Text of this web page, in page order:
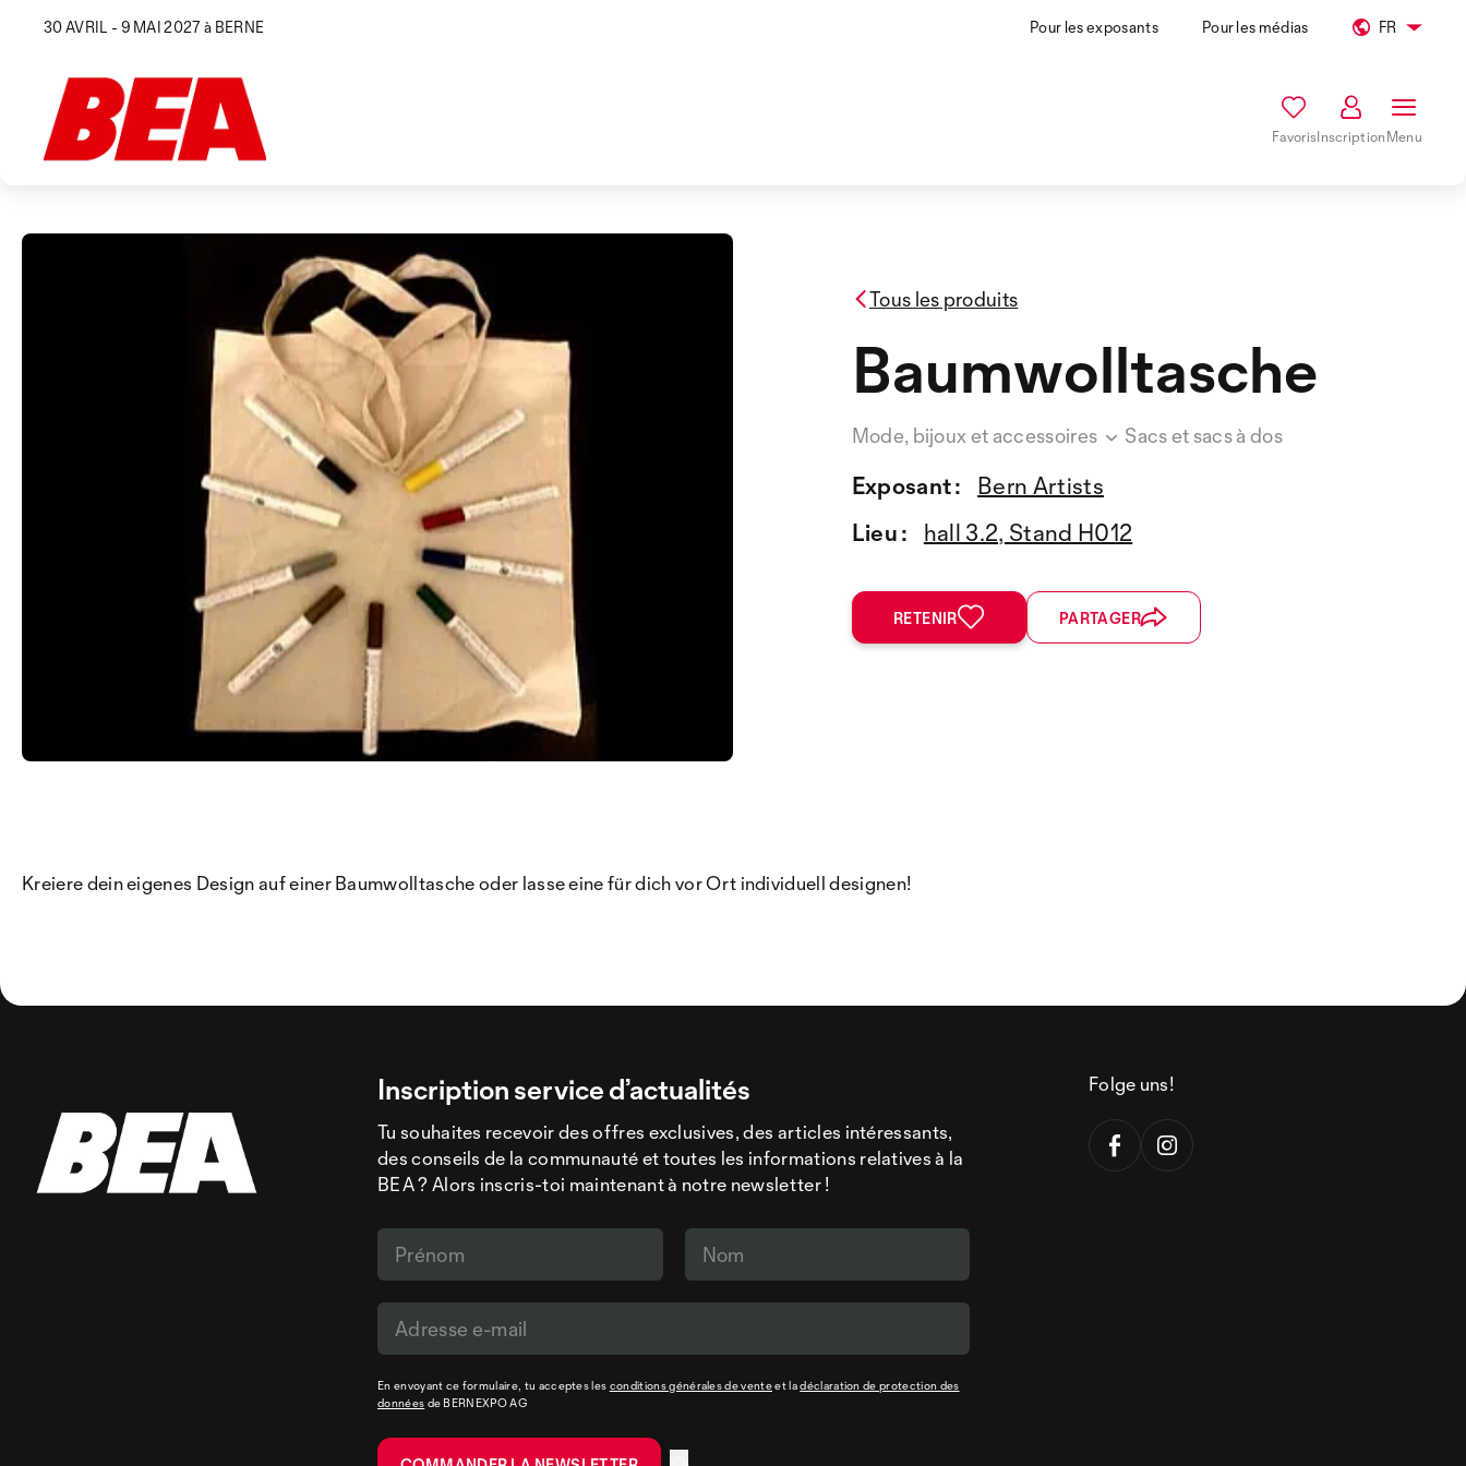
30 AVRIL - 9 MAI 2027 à BERNE Pour les exposants Pour les médias FR
FavorisInscriptionMenu
Tous les produits
Baumwolltasche
Mode, bijoux et accessoires Sacs et sacs à dos
Exposant :
Bern Artists
Lieu :
hall 3.2, Stand H012
RETENIR PARTAGER
Kreiere dein eigenes Design auf einer Baumwolltasche oder lasse eine für dich vor Ort individuell designen!
Inscription service d’actualités
Tu souhaites recevoir des offres exclusives, des articles intéressants,
des conseils de la communauté et toutes les informations relatives à la
BEA ? Alors inscris-toi maintenant à notre newsletter !
En envoyant ce formulaire, tu acceptes les conditions générales de venteet ladéclaration de protection des
données de BERNEXPO AG
Folge uns!